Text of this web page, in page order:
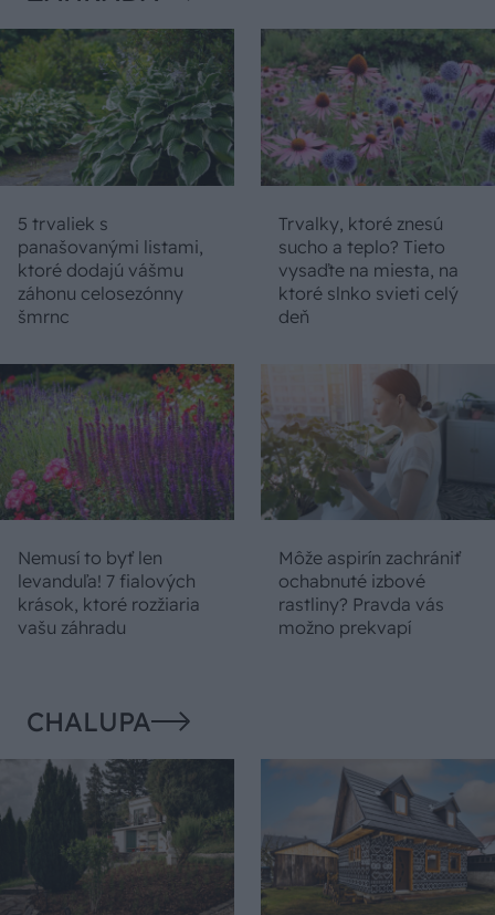
5 trvaliek s
panašovanými listami,
ktoré dodajú vášmu
záhonu celosezónny
šmrnc
Trvalky, ktoré znesú
sucho a teplo? Tieto
vysaďte na miesta, na
ktoré slnko svieti celý
deň
Nemusí to byť len
levanduľa! 7 fialových
krások, ktoré rozžiaria
vašu záhradu
Môže aspirín zachrániť
ochabnuté izbové
rastliny? Pravda vás
možno prekvapí
CHALUPA